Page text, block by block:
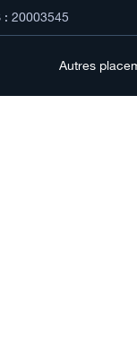
: 20003545
Autres